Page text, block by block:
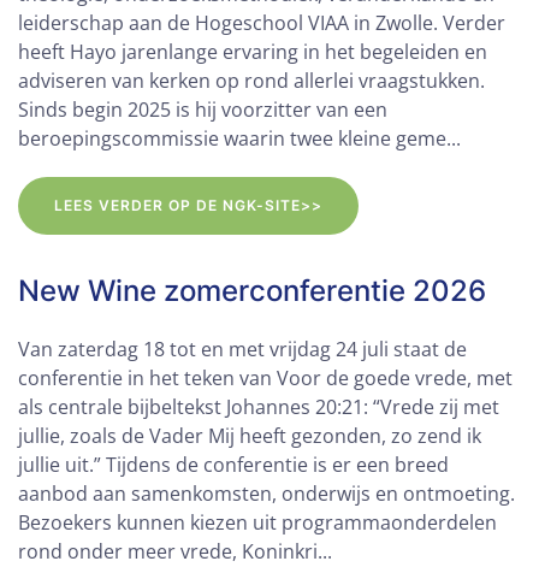
leiderschap aan de Hogeschool VIAA in Zwolle. Verder
heeft Hayo jarenlange ervaring in het begeleiden en
adviseren van kerken op rond allerlei vraagstukken.
Sinds begin 2025 is hij voorzitter van een
beroepingscommissie waarin twee kleine geme...
LEES VERDER OP DE NGK-SITE>>
New Wine zomerconferentie 2026
Van zaterdag 18 tot en met vrijdag 24 juli staat de
conferentie in het teken van Voor de goede vrede, met
als centrale bijbeltekst Johannes 20:21: “Vrede zij met
jullie, zoals de Vader Mij heeft gezonden, zo zend ik
jullie uit.” Tijdens de conferentie is er een breed
aanbod aan samenkomsten, onderwijs en ontmoeting.
Bezoekers kunnen kiezen uit programmaonderdelen
rond onder meer vrede, Koninkri...